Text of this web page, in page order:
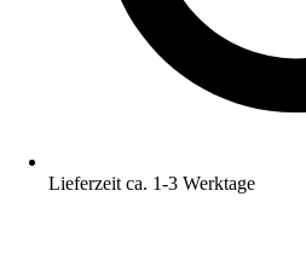
Lieferzeit ca. 1-3 Werktage